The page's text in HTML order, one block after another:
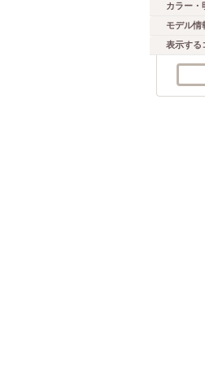
カラー・
モデル情
表示する